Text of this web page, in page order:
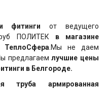
фитинги от ведущего
ПОЛИТЕК в магазине
ТеплоСфера .Мы не даем
предлагаем лучшие цены
в Белгороде.
труба армированная